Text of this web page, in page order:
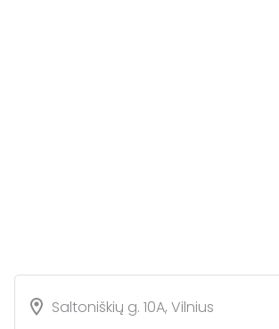
Saltoniškių g. 10A, Vilnius